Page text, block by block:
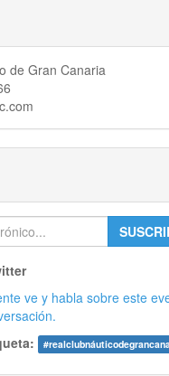
de Gran Canaria
ve y habla sobre este
#